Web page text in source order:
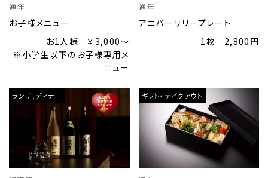
One Harmony
通年
お子様メニュー
お1人様 ￥3,000～
※小学生以下のお子様専用メ
ニュー
通年
アニバーサリープレート
1枚 2,800円
ランチ,ディナー ギフト・テイクアウト